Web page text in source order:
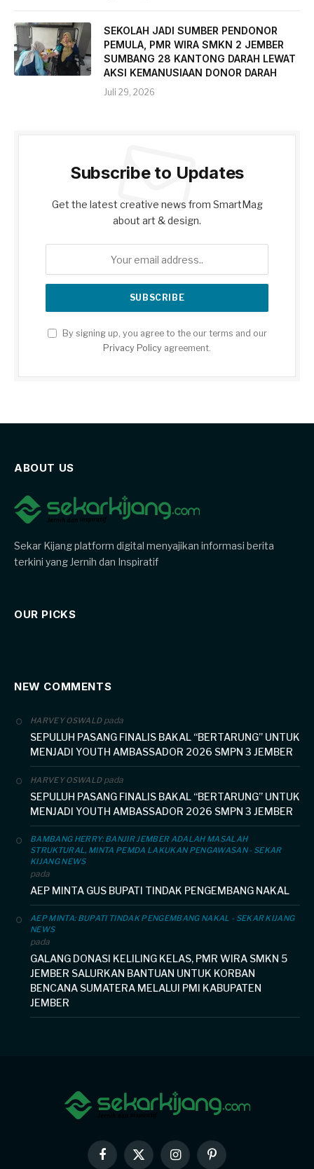
SEKOLAH JADI SUMBER PENDONOR
PEMULA, PMR WIRA SMKN 2 JEMBER
SUMBANG 28 KANTONG DARAH LEWAT
AKSI KEMANUSIAAN DONOR DARAH
Juli 29, 2026
Subscribe to Updates
Get the latest creative news from SmartMag
about art & design.
By signing up, you agree to the our terms and our
Privacy Policy agreement.
ABOUT US
Sekar Kijang platform digital menyajikan informasi berita
terkini yang Jernih dan Inspiratif
OUR PICKS
NEW COMMENTS
HARVEY OSWALDpada
SEPULUH PASANG FINALIS BAKAL “BERTARUNG” UNTUK
MENJADI YOUTH AMBASSADOR 2026 SMPN 3 JEMBER
HARVEY OSWALDpada
SEPULUH PASANG FINALIS BAKAL “BERTARUNG” UNTUK
MENJADI YOUTH AMBASSADOR 2026 SMPN 3 JEMBER
BAMBANG HERRY: BANJIR JEMBER ADALAH MASALAH
STRUKTURAL, MINTA PEMDA LAKUKAN PENGAWASAN - SEKAR
KIJANG NEWS
pada
AEP MINTA GUS BUPATI TINDAK PENGEMBANG NAKAL
AEP MINTA: BUPATI TINDAK PENGEMBANG NAKAL - SEKAR KIJANG
NEWS
pada
GALANG DONASI KELILING KELAS, PMR WIRA SMKN 5
JEMBER SALURKAN BANTUAN UNTUK KORBAN
BENCANA SUMATERA MELALUI PMI KABUPATEN
JEMBER
Facebook
X
InstagramPinterest